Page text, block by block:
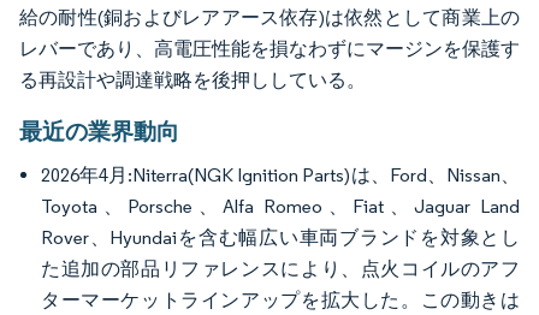
給の耐性(銅およびレアアース依存)は依然として商業上の
レバーであり、高電圧性能を損なわずにマージンを保護す
る再設計や調達戦略を後押ししている。
最近の業界動向
2026年4月:Niterra(NGK Ignition Parts)は、Ford、Nissan、
Toyota、Porsche、Alfa Romeo、Fiat、Jaguar Land
Rover、Hyundaiを含む幅広い車両ブランドを対象とし
た追加の部品リファレンスにより、点火コイルのアフ
ターマーケットラインアップを拡大した。この動きは